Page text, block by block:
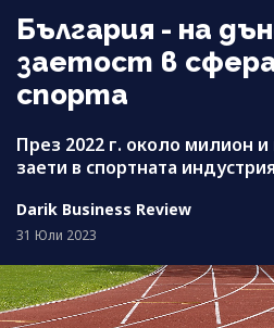
България - на
заетост в
спорта
През 2022 г. около милион
заети в спортната
Darik Business Review
31 Юли 2023